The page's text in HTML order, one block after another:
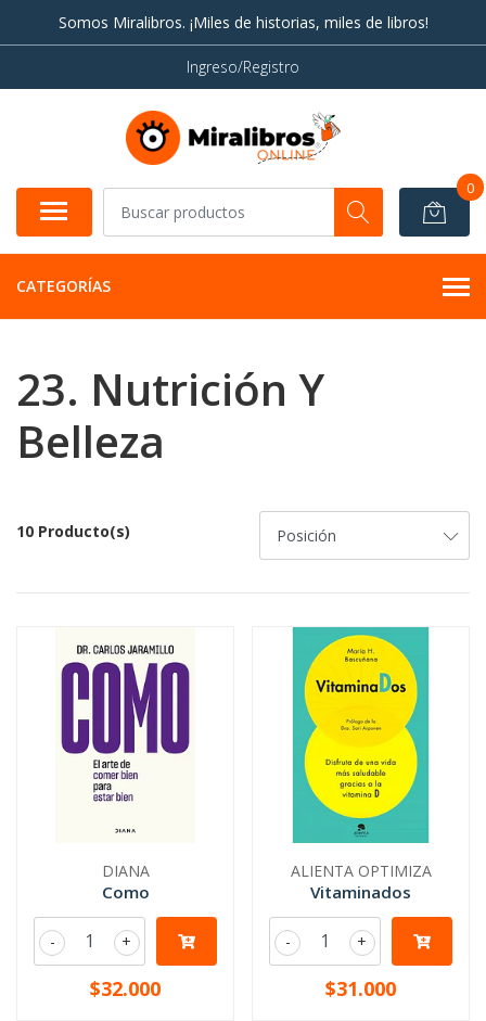
Somos Miralibros. ¡Miles de historias, miles de libros!
Ingreso/Registro
0
CATEGORÍAS
23. Nutrición Y
Belleza
10 Producto(s)
DIANA
Como
+
-
$32.000
ALIENTA OPTIMIZA
Vitaminados
+
-
$31.000